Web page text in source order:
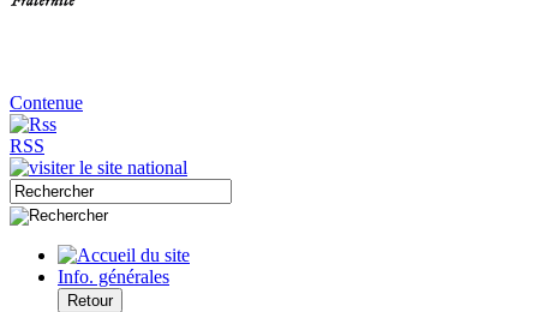
Contenue
RSS
Info. générales
Retour